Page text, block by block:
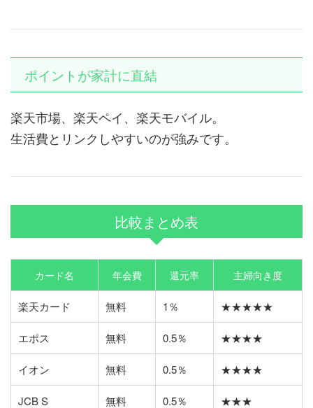
ポイントが家計に直結
楽天市場、楽天ペイ、楽天モバイル。
生活費とリンクしやすいのが強みです。
比較まとめ表
カード名 年会費 還元率 主婦向き度
楽天カード 無料 1％ ★★★★★
エポス 無料 0.5％ ★★★★
イオン 無料 0.5％ ★★★★
JCB S 無料 0.5％ ★★★